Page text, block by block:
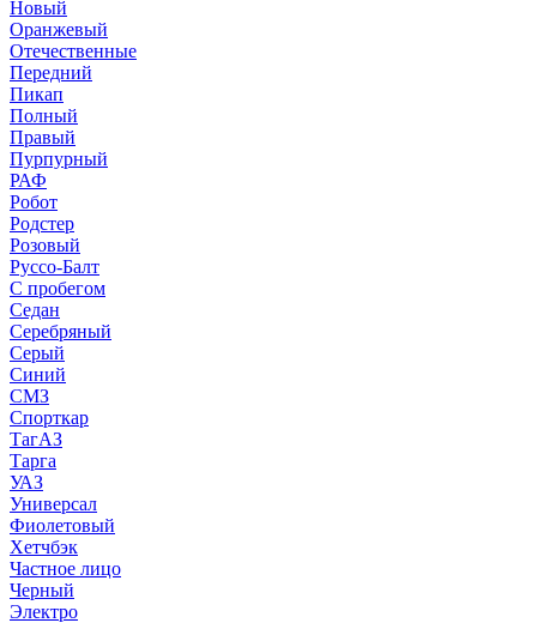
Новый
Оранжевый
Отечественные
Передний
Пикап
Полный
Правый
Пурпурный
РАФ
Робот
Родстер
Розовый
Руссо-Балт
С пробегом
Седан
Серебряный
Серый
Синий
СМЗ
Спорткар
ТагАЗ
Тарга
УАЗ
Универсал
Фиолетовый
Хетчбэк
Частное лицо
Черный
Электро